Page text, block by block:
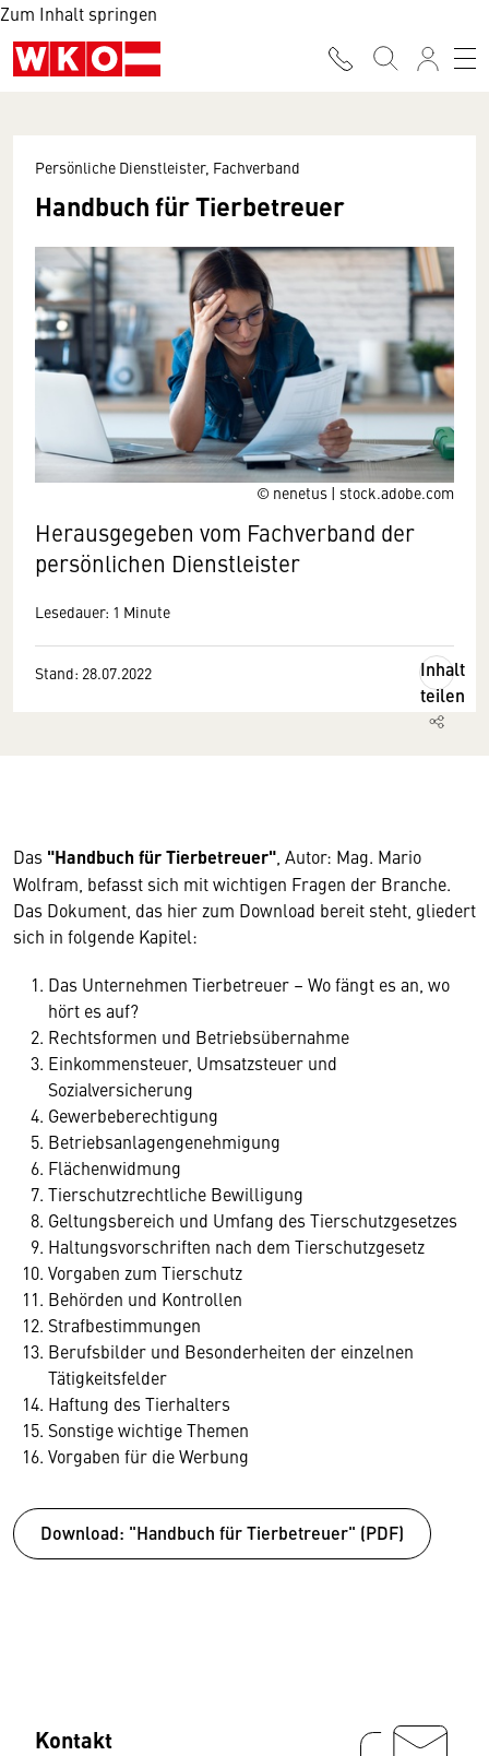
Zum Inhalt springen
© nenetus | stock.adobe.com
Persönliche Dienstleister, Fachverband
Handbuch für Tierbetreuer
Herausgegeben vom Fachverband der
persönlichen Dienstleister
Lesedauer: 1 Minute
Stand: 28.07.2022
Inhalt
teilen
Das "Handbuch für Tierbetreuer" , Autor: Mag. Mario
Wolfram, befasst sich mit wichtigen Fragen der Branche.
Das Dokument, das hier zum Download bereit steht, gliedert
sich in folgende Kapitel:
Das Unternehmen Tierbetreuer – Wo fängt es an, wo
hört es auf?
Rechtsformen und Betriebsübernahme
Einkommensteuer, Umsatzsteuer und
Sozialversicherung
Gewerbeberechtigung
Betriebsanlagengenehmigung
Flächenwidmung
Tierschutzrechtliche Bewilligung
Geltungsbereich und Umfang des Tierschutzgesetzes
Haltungsvorschriften nach dem Tierschutzgesetz
Vorgaben zum Tierschutz
Behörden und Kontrollen
Strafbestimmungen
Berufsbilder und Besonderheiten der einzelnen
Tätigkeitsfelder
Haftung des Tierhalters
Sonstige wichtige Themen
Vorgaben für die Werbung
Download: "Handbuch für Tierbetreuer" (PDF)
Kontakt